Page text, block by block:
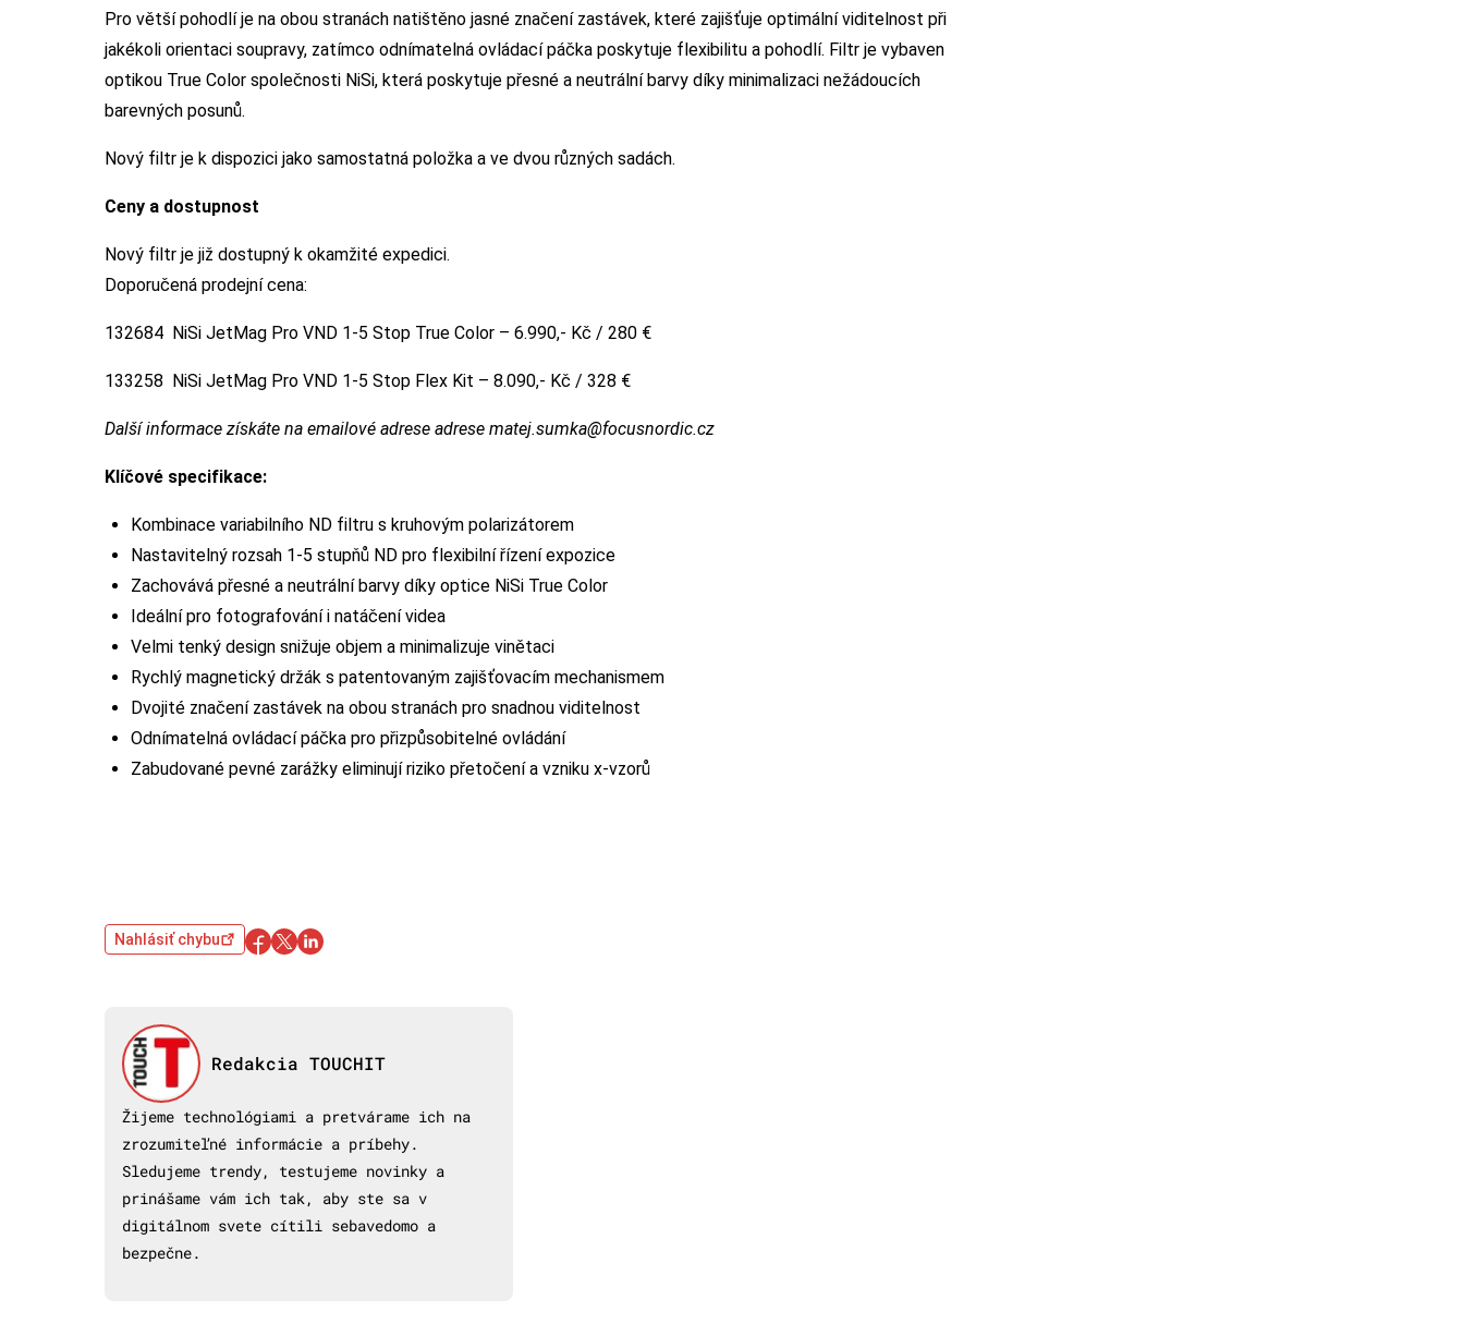
Pro větší pohodlí je na obou stranách natištěno jasné značení zastávek, které zajišťuje optimální viditelnost při
jakékoli orientaci soupravy, zatímco odnímatelná ovládací páčka poskytuje flexibilitu a pohodlí. Filtr je vybaven
optikou True Color společnosti NiSi, která poskytuje přesné a neutrální barvy díky minimalizaci nežádoucích
barevných posunů.
Nový filtr je k dispozici jako samostatná položka a ve dvou různých sadách.
Ceny a dostupnost
Nový filtr je již dostupný k okamžité expedici.
Doporučená prodejní cena:
132684 NiSi JetMag Pro VND 1-5 Stop True Color – 6.990,- Kč / 280 €
133258 NiSi JetMag Pro VND 1-5 Stop Flex Kit – 8.090,- Kč / 328 €
Další informace získáte na emailové adrese adrese matej.sumka@focusnordic.cz
Klíčové specifikace:
Kombinace variabilního ND filtru s kruhovým polarizátorem
Nastavitelný rozsah 1-5 stupňů ND pro flexibilní řízení expozice
Zachovává přesné a neutrální barvy díky optice NiSi True Color
Ideální pro fotografování i natáčení videa
Velmi tenký design snižuje objem a minimalizuje vinětaci
Rychlý magnetický držák s patentovaným zajišťovacím mechanismem
Dvojité značení zastávek na obou stranách pro snadnou viditelnost
Odnímatelná ovládací páčka pro přizpůsobitelné ovládání
Zabudované pevné zarážky eliminují riziko přetočení a vzniku x-vzorů
Nahlásiť chybu
Redakcia TOUCHIT
Žijeme technológiami a pretvárame ich na
zrozumiteľné informácie a príbehy.
Sledujeme trendy, testujeme novinky a
prinášame vám ich tak, aby ste sa v
digitálnom svete cítili sebavedomo a
bezpečne.